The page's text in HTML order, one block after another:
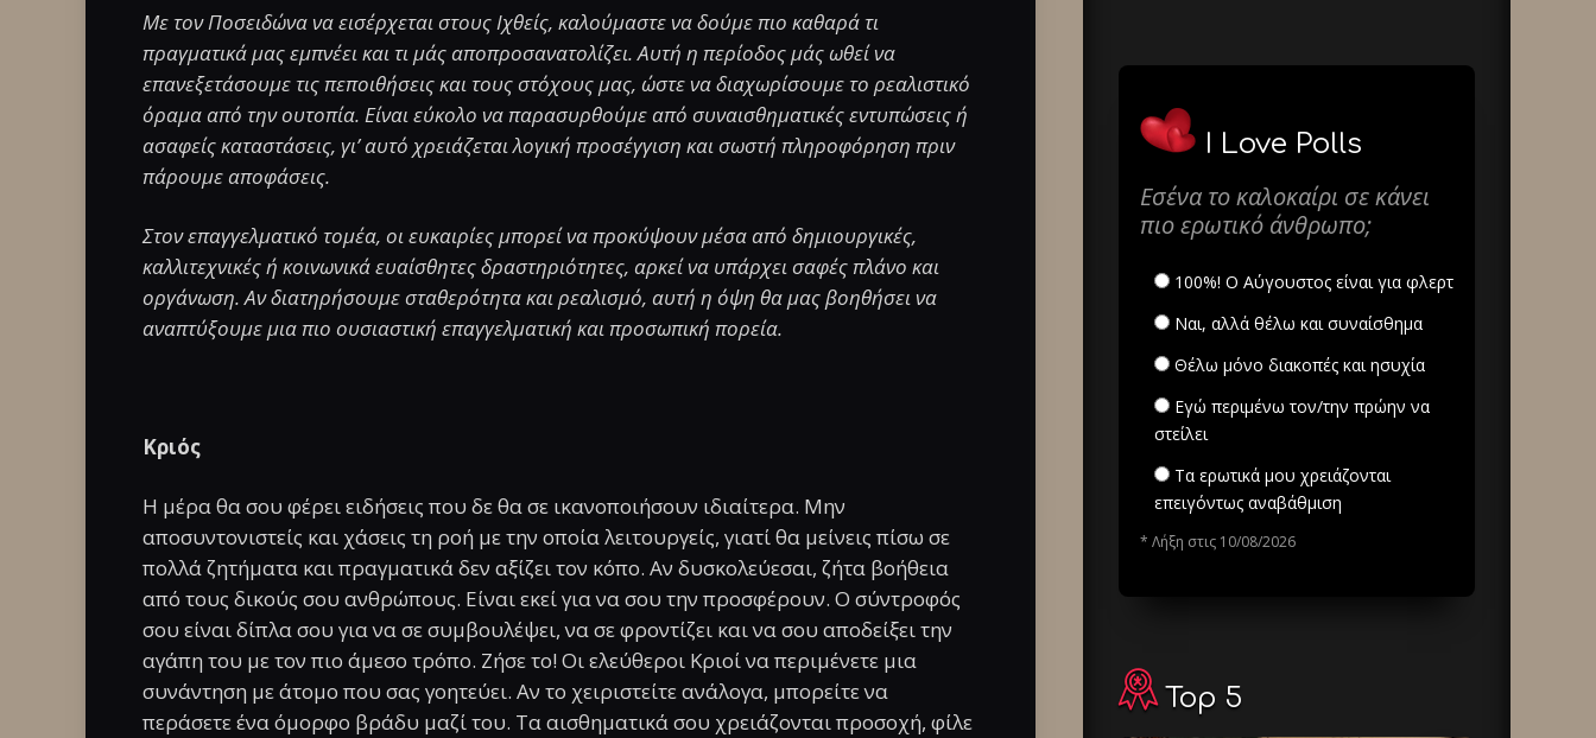
Με τον Ποσειδώνα να εισέρχεται στους Ιχθείς, καλούμαστε να δούμε πιο καθαρά τι
πραγματικά μας εμπνέει και τι μάς αποπροσανατολίζει. Αυτή η περίοδος μάς ωθεί να
επανεξετάσουμε τις πεποιθήσεις και τους στόχους μας, ώστε να διαχωρίσουμε το ρεαλιστικό
όραμα από την ουτοπία. Είναι εύκολο να παρασυρθούμε από συναισθηματικές εντυπώσεις ή
ασαφείς καταστάσεις, γι’ αυτό χρειάζεται λογική προσέγγιση και σωστή πληροφόρηση πριν
πάρουμε αποφάσεις.
Στον επαγγελματικό τομέα, οι ευκαιρίες μπορεί να προκύψουν μέσα από δημιουργικές,
καλλιτεχνικές ή κοινωνικά ευαίσθητες δραστηριότητες, αρκεί να υπάρχει σαφές πλάνο και
οργάνωση. Αν διατηρήσουμε σταθερότητα και ρεαλισμό, αυτή η όψη θα μας βοηθήσει να
αναπτύξουμε μια πιο ουσιαστική επαγγελματική και προσωπική πορεία.
Κριός
Η μέρα θα σου φέρει ειδήσεις που δε θα σε ικανοποιήσουν ιδιαίτερα. Μην
αποσυντονιστείς και χάσεις τη ροή με την οποία λειτουργείς, γιατί θα μείνεις πίσω σε
πολλά ζητήματα και πραγματικά δεν αξίζει τον κόπο. Αν δυσκολεύεσαι, ζήτα βοήθεια
από τους δικούς σου ανθρώπους. Είναι εκεί για να σου την προσφέρουν. Ο σύντροφός
σου είναι δίπλα σου για να σε συμβουλέψει, να σε φροντίζει και να σου αποδείξει την
αγάπη του με τον πιο άμεσο τρόπο. Ζήσε το! Οι ελεύθεροι Κριοί να περιμένετε μια
συνάντηση με άτομο που σας γοητεύει. Αν το χειριστείτε ανάλογα, μπορείτε να
περάσετε ένα όμορφο βράδυ μαζί του. Τα αισθηματικά σου χρειάζονται προσοχή, φίλε
I Love Polls
Εσένα το καλοκαίρι σε κάνει
πιο ερωτικό άνθρωπο;
100%! Ο Αύγουστος είναι για φλερτ
Ναι, αλλά θέλω και συναίσθημα
Θέλω μόνο διακοπές και ησυχία
Εγώ περιμένω τον/την πρώην να
στείλει
Τα ερωτικά μου χρειάζονται
επειγόντως αναβάθμιση
* Λήξη στις 10/08/2026
Top 5